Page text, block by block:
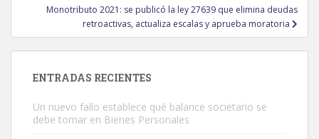
Monotributo 2021: se publicó la ley 27639 que elimina deudas
retroactivas, actualiza escalas y aprueba moratoria
ENTRADAS RECIENTES
Un nuevo fallo establece qué balance societario se
debe tomar en Bienes Personales